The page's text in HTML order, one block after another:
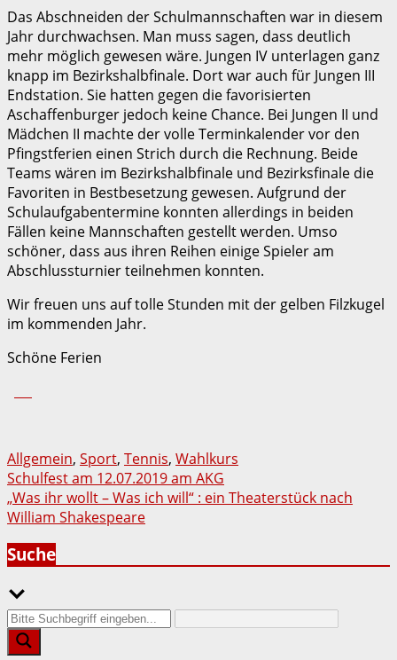
Das Abschneiden der Schulmannschaften war in diesem
Jahr durchwachsen. Man muss sagen, dass deutlich
mehr möglich gewesen wäre. Jungen IV unterlagen ganz
knapp im Bezirkshalbfinale. Dort war auch für Jungen III
Endstation. Sie hatten gegen die favorisierten
Aschaffenburger jedoch keine Chance. Bei Jungen II und
Mädchen II machte der volle Terminkalender vor den
Pfingstferien einen Strich durch die Rechnung. Beide
Teams wären im Bezirkshalbfinale und Bezirksfinale die
Favoriten in Bestbesetzung gewesen. Aufgrund der
Schulaufgabentermine konnten allerdings in beiden
Fällen keine Mannschaften gestellt werden. Umso
schöner, dass aus ihren Reihen einige Spieler am
Abschlussturnier teilnehmen konnten.
Wir freuen uns auf tolle Stunden mit der gelben Filzkugel
im kommenden Jahr.
Schöne Ferien
Allgemein, Sport, Tennis, Wahlkurs
Beitragsnavigation
Schulfest am 12.07.2019 am AKG
„Was ihr wollt – Was ich will“ : ein Theaterstück nach
William Shakespeare
Suche